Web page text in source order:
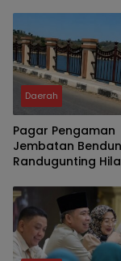
Daerah
Pagar Pengaman
Jembatan
Randugunting
Membahayakan